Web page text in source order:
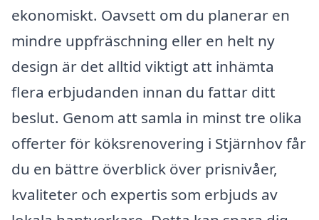
ekonomiskt. Oavsett om du planerar en
mindre uppfräschning eller en helt ny
design är det alltid viktigt att inhämta
flera erbjudanden innan du fattar ditt
beslut. Genom att samla in minst tre olika
offerter för köksrenovering i Stjärnhov får
du en bättre överblick över prisnivåer,
kvaliteter och expertis som erbjuds av